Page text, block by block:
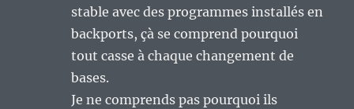
stable avec des programmes installés en
backports, çà se comprend pourquoi
tout casse à chaque changement de
bases.
Je ne comprends pas pourquoi ils